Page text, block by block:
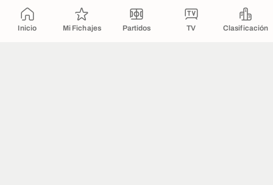
Inicio Mi Fichajes Partidos TV Clasificación